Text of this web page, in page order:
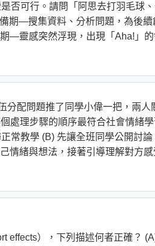
否可行。請問「阿思去打羽毛球
期—搜集資料、分析問題，為後
—靈感突然浮現，出現「Aha!」
分配問題推了同學小偉一把，兩
處理步驟的順序最符合社會情緒
常教學 (B) 先讓全班同學公開討
情緒與想法，接著引導理解對方
effects），下列描述何者正確？